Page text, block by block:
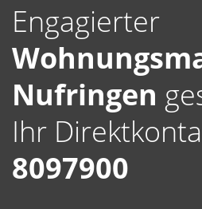
Engagierter
Nufringen
Ihr
8097900